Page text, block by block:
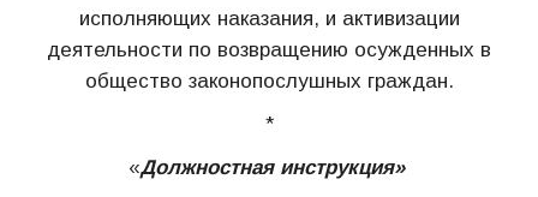
исполняющих наказания, и активизации
деятельности по возвращению осужденных в
общество законопослушных граждан.
*
«Должностная инструкция»